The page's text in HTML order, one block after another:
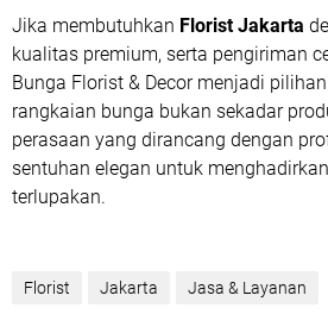
Jika membutuhkan Florist Jakarta
kualitas premium, serta pengiriman
Bunga Florist & Decor menjadi
rangkaian bunga bukan sekadar
perasaan yang dirancang dengan
sentuhan elegan untuk
terlupakan.
Florist Jakarta Jasa & Layanan